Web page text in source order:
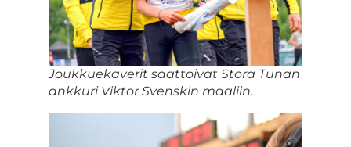
Joukkuekaverit saattoivat Stora Tunan
ankkuri Viktor Svenskin maaliin.